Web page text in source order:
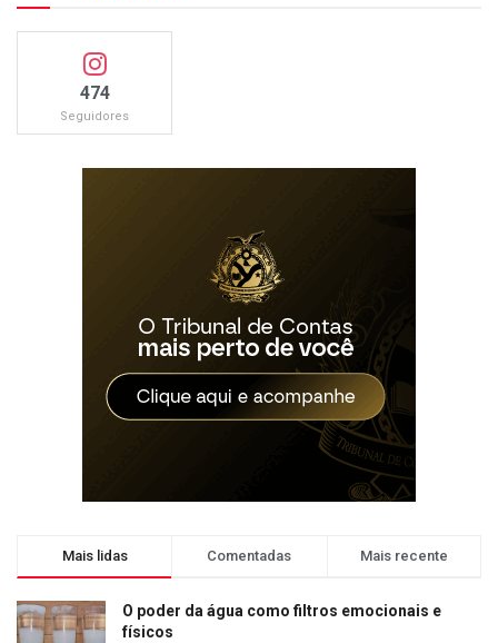
474
Seguidores
Mais lidas Comentadas Mais recente
O poder da água como filtros emocionais e
físicos